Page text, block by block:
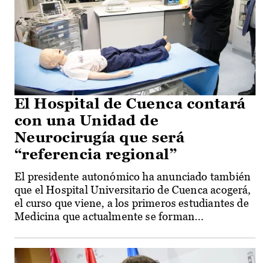
El Hospital de Cuenca contará
con una Unidad de
Neurocirugía que será
“referencia regional”
El presidente autonómico ha anunciado también
que el Hospital Universitario de Cuenca acogerá,
el curso que viene, a los primeros estudiantes de
Medicina que actualmente se forman...